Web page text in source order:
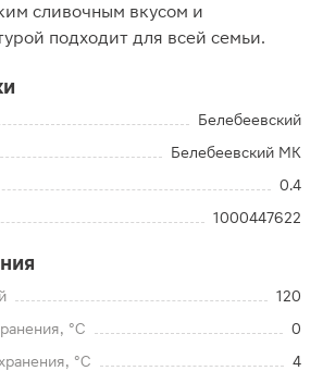
сливочным вкусом и
подходит для всей семьи.
Белебеевский
Белебеевский МК
0.4
1000447622
120
°C
0
°C
4